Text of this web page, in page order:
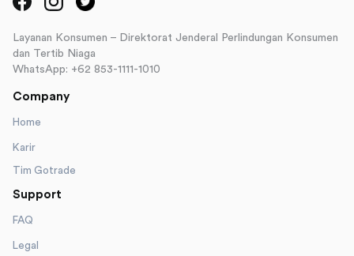
Layanan Konsumen – Direktorat Jenderal Perlindungan Konsumen
dan Tertib Niaga
WhatsApp: +62 853-1111-1010
Company
Home
Karir
Tim Gotrade
Support
FAQ
Legal